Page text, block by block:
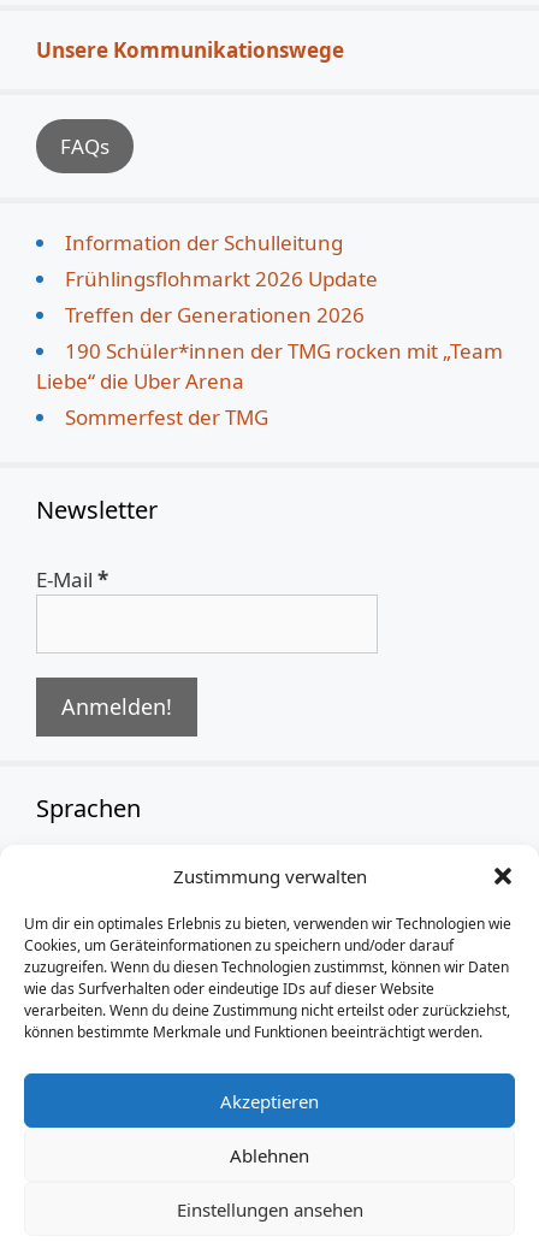
Zustimmung verwalten
Um dir ein optimales Erlebnis zu bieten, verwenden wir Technologien wie
Cookies, um Geräteinformationen zu speichern und/oder darauf
zuzugreifen. Wenn du diesen Technologien zustimmst, können wir Daten
wie das Surfverhalten oder eindeutige IDs auf dieser Website
verarbeiten. Wenn du deine Zustimmung nicht erteilst oder zurückziehst,
können bestimmte Merkmale und Funktionen beeinträchtigt werden.
Akzeptieren
Ablehnen
Einstellungen ansehen
Unsere Kommunikationswege
FAQs
Information der Schulleitung
Frühlingsflohmarkt 2026 Update
Treffen der Generationen 2026
190 Schüler*innen der TMG rocken mit „Team
Liebe“ die Uber Arena
Sommerfest der TMG
Newsletter
E-Mail *
Sprachen